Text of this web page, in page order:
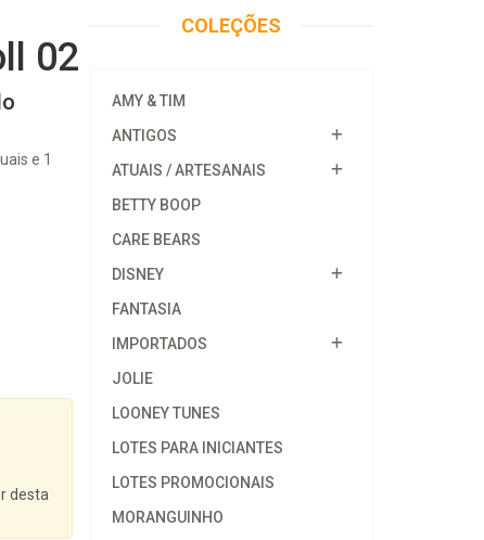
02
e 1
desta
COLEÇÕES
AMY & TIM
ANTIGOS
ATUAIS / ARTESANAIS
BETTY BOOP
CARE BEARS
DISNEY
FANTASIA
IMPORTADOS
JOLIE
LOONEY TUNES
LOTES PARA INICIANTES
LOTES PROMOCIONAIS
MORANGUINHO